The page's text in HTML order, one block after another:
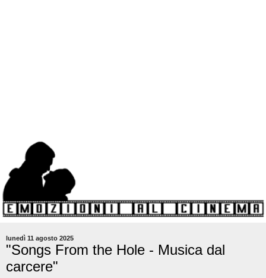
lunedì 11 agosto 2025
"Songs From the Hole - Musica dal
carcere"